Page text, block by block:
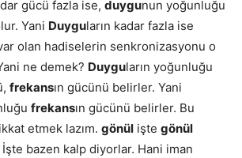
gücü fazla ise, duygunun yoğunluğu
Yani Duyguların kadar fazla ise
olan hadiselerin senkronizasyonu o
ne demek? Duyguların yoğunluğu
frekansın gücünü belirler. Yani
frekansın gücünü belirler. Bu
etmek lazım. gönül işte gönül
bazen kalp diyorlar. Hani iman